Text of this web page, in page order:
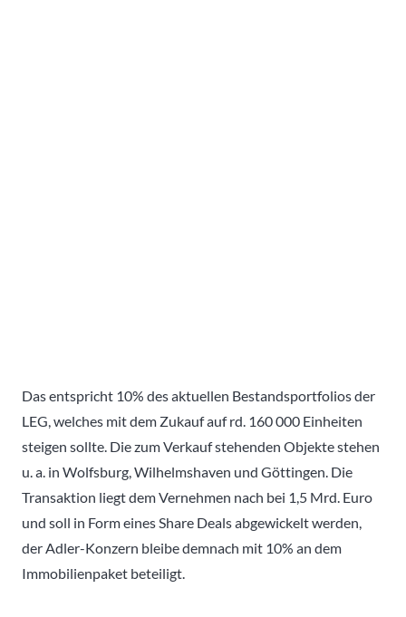
Das entspricht 10% des aktuellen Bestandsportfolios der
LEG, welches mit dem Zukauf auf rd. 160 000 Einheiten
steigen sollte. Die zum Verkauf stehenden Objekte stehen
u. a. in Wolfsburg, Wilhelmshaven und Göttingen. Die
Transaktion liegt dem Vernehmen nach bei 1,5 Mrd. Euro
und soll in Form eines Share Deals abgewickelt werden,
der Adler-Konzern bleibe demnach mit 10% an dem
Immobilienpaket beteiligt.